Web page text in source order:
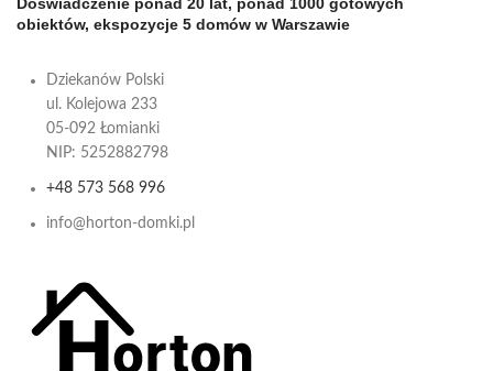
obiektów, ekspozycje 5 domów w Warszawie
Dziekanów Polski
ul. Kolejowa 233
05-092 Łomianki
NIP: 5252882798
+48 573 568 996
info@horton-domki.pl